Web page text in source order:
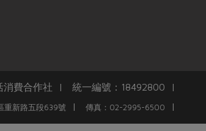
消費合作社 | 統一編號：18492800 |
重新路五段639號 | 傳真：02-2995-6500 |